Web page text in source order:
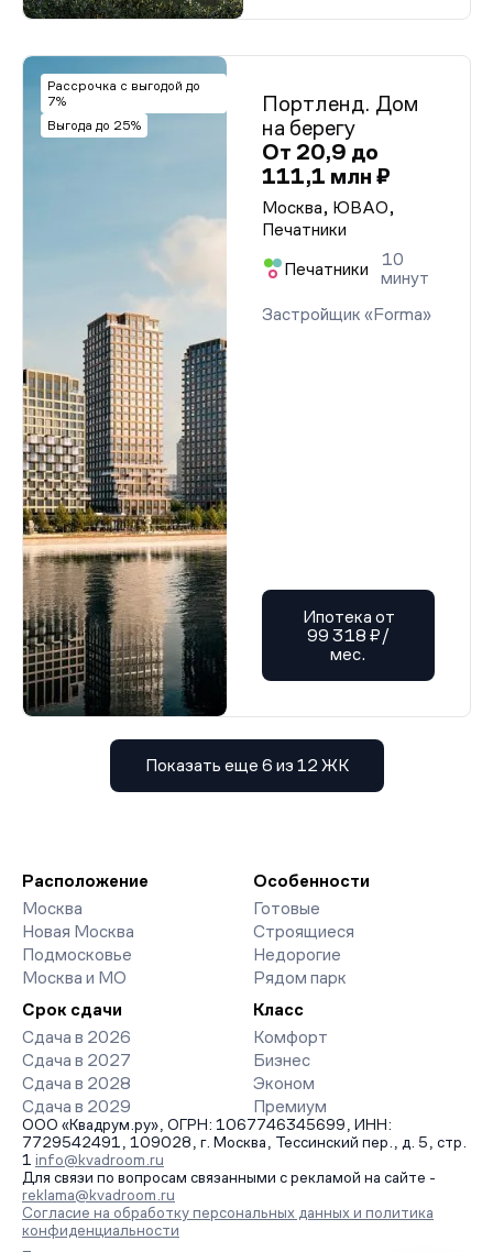
Рассрочка с выгодой до
7%
Выгода до 25%
Портленд. Дом
на берегу
От 20,9 до
111,1 млн ₽
Москва, ЮВАО,
Печатники
Печатники
10
минут
Застройщик «Forma»
Ипотека от
99 318 ₽/
мес.
Показать еще 6 из 12 ЖК
Расположение
Москва
Новая Москва
Подмосковье
Москва и МО
Особенности
Готовые
Строящиеся
Недорогие
Рядом парк
Срок сдачи
Сдача в 2026
Сдача в 2027
Сдача в 2028
Сдача в 2029
Класс
Комфорт
Бизнес
Эконом
Премиум
ООО «Квадрум.ру», ОГРН: 1067746345699, ИНН:
7729542491, 109028, г. Москва, Тессинский пер., д. 5, стр.
1 info@kvadroom.ru
Для связи по вопросам связанными с рекламой на сайте -
reklama@kvadroom.ru
Согласие на обработку персональных данных и политика
конфиденциальности